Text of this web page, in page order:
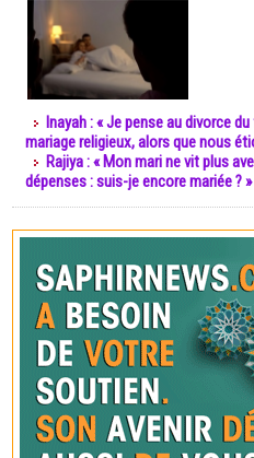
Inayah : « Je pense au divorce
mariage religieux, alors que nous
Rajiya : « Mon mari ne vit plus
dépenses : suis-je encore mariée ? »